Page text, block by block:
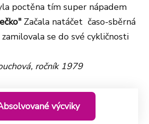
poctěna tím super nápadem
Začala natáčet časo-sběrná
se do své cykličnosti
ročník 1979
výcviky